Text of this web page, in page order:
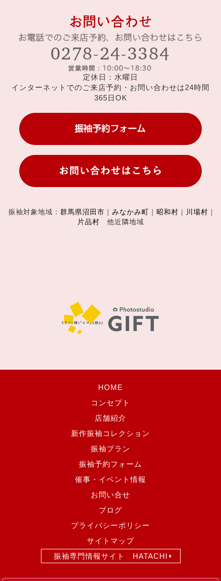
定休日：水曜日
インターネットでのご来店予約・お問い合わせは24時間
365日OK
振袖対象地域： 群馬県沼田市 ｜ みなかみ町 ｜ 昭和村 ｜ 川場村 ｜
片品村 他近隣地域
HOME
コンセプト
店舗紹介
新作振袖コレクション
振袖プラン
振袖予約フォーム
催事・イベント情報
お問い合せ
ブログ
プライバシーポリシー
サイトマップ
振袖専門情報サイト HATACHI